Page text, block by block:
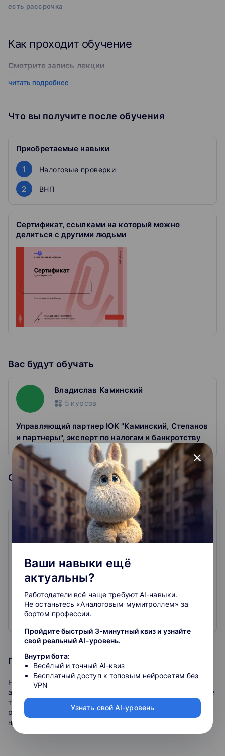
есть рассрочка
Как проходит обучение
Смотрите запись лекции
главредом «Клерка»
Большинство авторов прилагают к вебинарам
Оставляйте вопросы в комментариях
Мы передадим их эксперту, чтобы он ответил.
Получаете сертификат
Покажите работодателю, что подтянулись в теме.
читать подробнее
Что вы получите после обучения
Приобретаемые навыки
1 Налоговые проверки
2 ВНП
Сертификат, ссылками на который можно
делиться с другими людьми
Вас будут обучать
Владислав Каминский
5 курсов
Управляющий партнер ЮК "Каминский, Степанов
и партнеры", эксперт по налогам и банкротству
Образовательная организация
Центр обучения Клерк
0 0отзывов
Онлайн-курсы для бухгалтеров, официальное
повышение квалификации, вебинары, практикумы с
Только нужные темы: налоги, проверки, бухучёт,
налоговая оптимизация, кадры, право
Официальные удостоверения, курсы и мастер-
классы с лучшими лекторами страны и
профпереподготовка для бухгалтера и
Развернуть
Программа курса
На этот раз попробуем это сделать на примерах из
актуальной судебной практики. Эксперт расскажет, какие
тенденции сейчас в ней наблюдаются, и вместе мы
разберем правильные и неправильные шаги
налогоплательщиков при ВНП.
close
Ваши навыки ещё
актуальны?
Работодатели всё чаще требуют AI-навыки.
Не останьтесь «Аналоговым мумитроллем» за
бортом профессии.
Пройдите быстрый 3-минутный квиз и узнайте
свой реальный AI-уровень.
Внутри бота:
Весёлый и точный AI-квиз
Бесплатный доступ к топовым нейросетям без
VPN
Узнать свой AI-уровень